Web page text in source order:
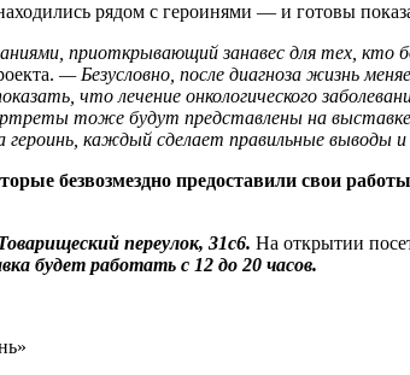
рядом с героинями — и готовы
приоткрывающий занавес для тех, кто
— Безусловно, после диагноза жизнь
что лечение онкологического
тоже будут представлены на
героинь, каждый сделает правильные выводы
безвозмездно предоставили свои
переулок, 31с6. На открытии
будет работать с 12 до 20 часов.